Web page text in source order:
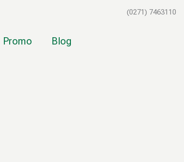
(0271) 7463110
Promo Blog